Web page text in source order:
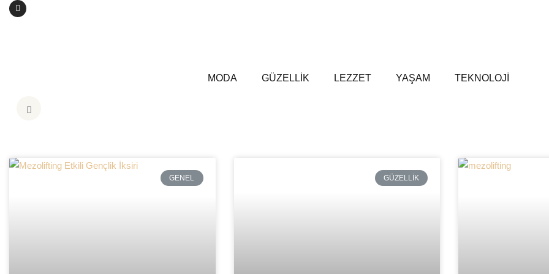
MODA GÜZELLİK LEZZET YAŞAM TEKNOLOJİ
GENEL GÜZELLİK